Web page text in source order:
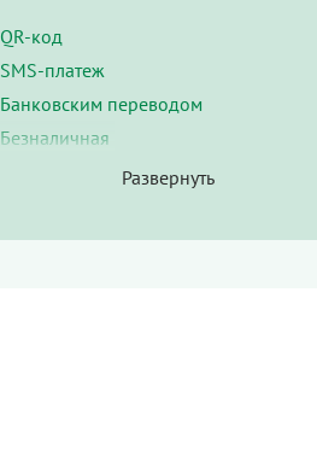
QR-код
SMS-платеж
Банковским переводом
Безналичная